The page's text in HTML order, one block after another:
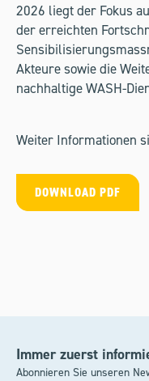
2026 liegt der Fokus
der erreichten
Akteure sowie die
nachhaltige WASH-
Weiter Informationen
DOWNLOAD PDF
Immer zuerst
Abonnieren Sie unseren